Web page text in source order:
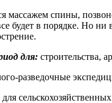
массажем спины,
будет в порядке. Но ни
для:строительства,
разведочные